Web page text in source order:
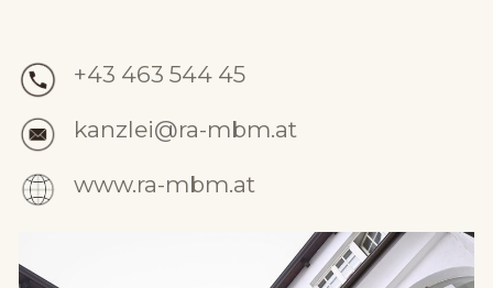
+43 463 544 45
kanzlei@ra-mbm.at
www.ra-mbm.at